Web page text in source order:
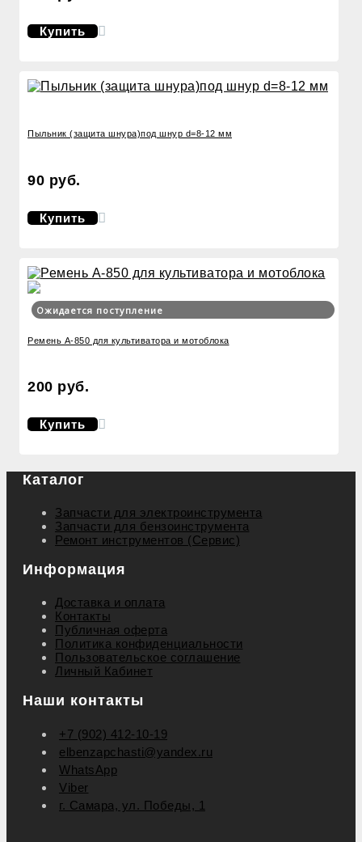
Купить
Пыльник (защита шнура)под шнур d=8-12 мм
90 руб.
Купить
Ожидается поступление
Ремень А-850 для культиватора и мотоблока
200 руб.
Купить
Каталог
Запчасти для электроинструмента
Запчасти для бензоинструмента
Ремонт инструментов (Сервис)
Информация
Доставка и оплата
Контакты
Публичная оферта
Политика конфиденциальности
Пользовательское соглашение
Личный Кабинет
Наши контакты
+7 (902) 412-10-19
elbenzapchasti@yandex.ru
WhatsApp
Viber
г. Самара, ул. Победы, 1